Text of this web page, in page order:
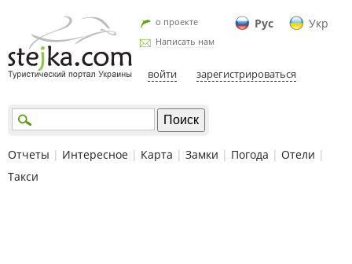
Рус Укр
о проекте
Написать нам
войти зарегистрироваться
Отчеты | Интересное | Карта | Замки | Погода | Отели |
Такси